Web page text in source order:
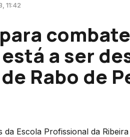
11:42
a ser
Rabo de
da Escola Profissional da